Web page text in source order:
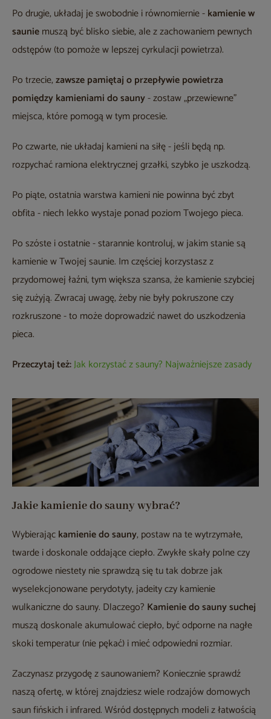
Po drugie, układaj je swobodnie i równomiernie -kamienie w
sauniemuszą być blisko siebie, ale z zachowaniem pewnych
odstępów (to pomoże w lepszej cyrkulacji powietrza).
Po trzecie,zawsze pamiętaj o przepływie powietrza
pomiędzy kamieniami do sauny- zostaw „przewiewne”
miejsca, które pomogą w tym procesie.
Po czwarte, nie układaj kamieni na siłę - jeśli będą np.
rozpychać ramiona elektrycznej grzałki, szybko je uszkodzą.
Po piąte, ostatnia warstwa kamieni nie powinna być zbyt
obfita - niech lekko wystaje ponad poziom Twojego pieca.
Po szóste i ostatnie - starannie kontroluj, w jakim stanie są
kamienie w Twojej saunie. Im częściej korzystasz z
przydomowej łaźni, tym większa szansa, że kamienie szybciej
się zużyją. Zwracaj uwagę, żeby nie były pokruszone czy
rozkruszone - to może doprowadzić nawet do uszkodzenia
pieca.
Przeczytaj też:Jak korzystać z sauny? Najważniejsze zasady
Jakie kamienie do sauny wybrać?
Wybierająckamienie do sauny, postaw na te wytrzymałe,
twarde i doskonale oddające ciepło. Zwykłe skały polne czy
ogrodowe niestety nie sprawdzą się tu tak dobrze jak
wyselekcjonowane perydotyty, jadeity czy kamienie
wulkaniczne do sauny. Dlaczego? Kamienie do sauny suchej
muszą doskonale akumulować ciepło, być odporne na nagłe
skoki temperatur (nie pękać) i mieć odpowiedni rozmiar.
Zaczynasz przygodę z saunowaniem? Koniecznie sprawdź
naszą ofertę, w której znajdziesz wiele rodzajów domowych
saun fińskich i infrared. Wśród dostępnych modeli z łatwością